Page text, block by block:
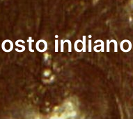
indiano